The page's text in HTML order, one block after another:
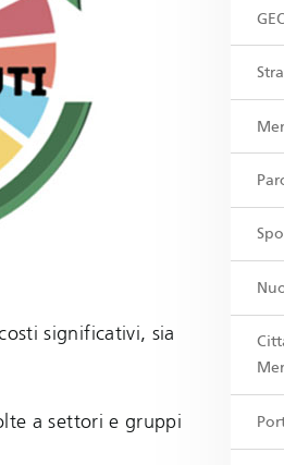
significativi, sia
a settori e gruppi